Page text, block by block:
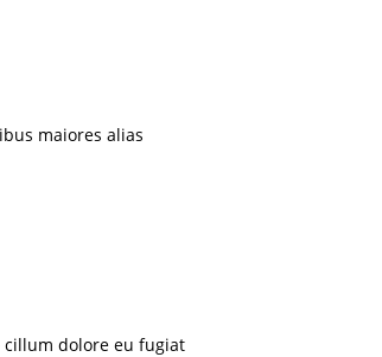
maiores alias
dolore eu fugiat